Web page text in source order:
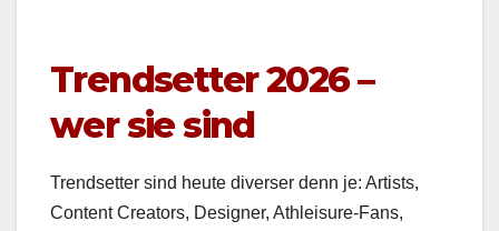
Trendsetter 2026 –
wer sie sind
Trend­set­ter sind heute divers­er denn je: Artists,
Con­tent Cre­ators, Design­er, Ath­leisure-Fans,